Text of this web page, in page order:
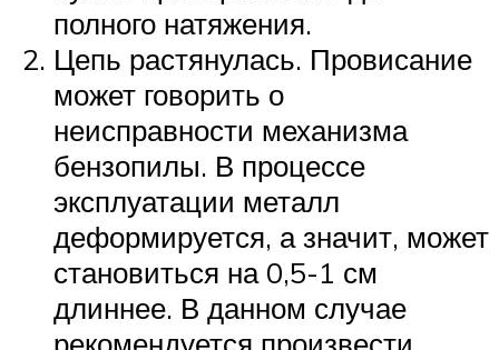
полного натяжения.
Цепь растянулась. Провисание
может говорить о
неисправности механизма
бензопилы. В процессе
эксплуатации металл
деформируется, а значит, может
становиться на 0,5-1 см
длиннее. В данном случае